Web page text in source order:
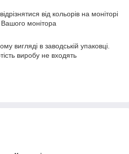
від кольорів на моніторі
монітора
вигляді в заводській упаковці.
виробу не входять